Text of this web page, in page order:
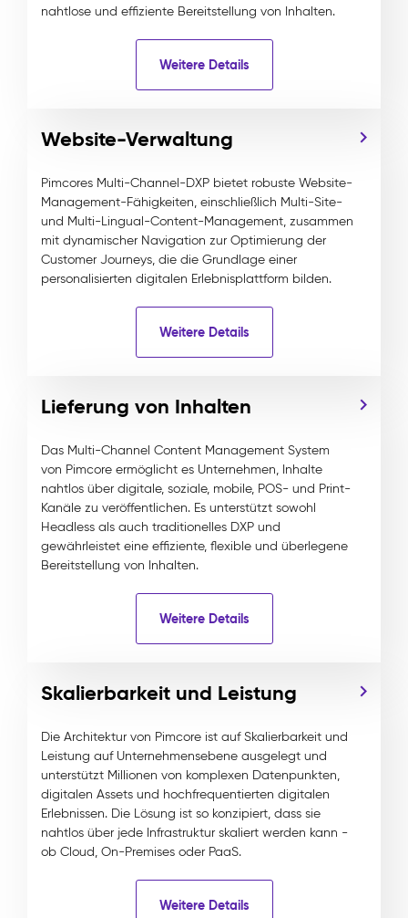
nahtlose und effiziente Bereitstellung von Inhalten.
Weitere Details
Website-Verwaltung
Pimcores Multi-Channel-DXP bietet robuste Website-
Management-Fähigkeiten, einschließlich Multi-Site-
und Multi-Lingual-Content-Management, zusammen
mit dynamischer Navigation zur Optimierung der
Customer Journeys, die die Grundlage einer
personalisierten digitalen Erlebnisplattform bilden.
Weitere Details
Lieferung von Inhalten
Das Multi-Channel Content Management System
von Pimcore ermöglicht es Unternehmen, Inhalte
nahtlos über digitale, soziale, mobile, POS- und Print-
Kanäle zu veröffentlichen. Es unterstützt sowohl
Headless als auch traditionelles DXP und
gewährleistet eine effiziente, flexible und überlegene
Bereitstellung von Inhalten.
Weitere Details
Skalierbarkeit und Leistung
Die Architektur von Pimcore ist auf Skalierbarkeit und
Leistung auf Unternehmensebene ausgelegt und
unterstützt Millionen von komplexen Datenpunkten,
digitalen Assets und hochfrequentierten digitalen
Erlebnissen. Die Lösung ist so konzipiert, dass sie
nahtlos über jede Infrastruktur skaliert werden kann -
ob Cloud, On-Premises oder PaaS.
Weitere Details